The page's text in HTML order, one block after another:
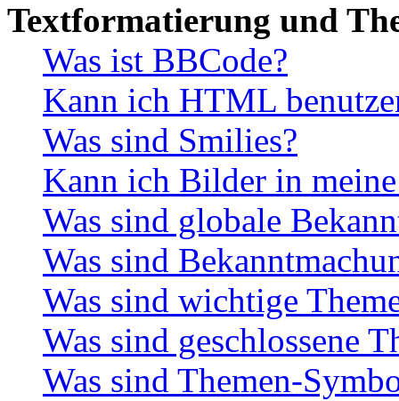
Textformatierung und
Was ist BBCode?
Kann ich HTML
Was sind Smilies?
Kann ich Bilder in
Was sind globale
Was sind
Was sind wichtige
Was sind geschlossene
Was sind Themen-